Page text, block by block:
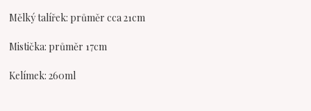
Mělký talířek: průměr cca 21cm
Mistička: průměr 17cm
Kelímek: 260ml